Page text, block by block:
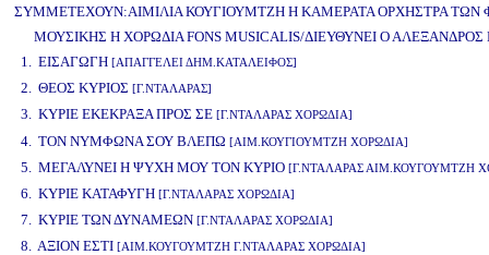
ΣΥΜΜΕΤΕΧΟΥΝ:ΑΙΜΙΛΙΑ ΚΟΥΓΙΟΥΜΤΖΗ Η ΚΑΜΕΡΑΤΑ ΟΡΧΗΣΤΡΑ ΤΩΝ
ΜΟΥΣΙΚΗΣ Η ΧΟΡΩΔΙΑ FONS MUSICALIS/ΔΙΕΥΘΥΝΕΙ Ο
1. ΕΙΣΑΓΩΓΗ [ΑΠΑΓΓΕΛΕΙ ΔΗΜ.ΚΑΤΑΛΕΙΦΟΣ]
2. ΘΕΟΣ ΚΥΡΙΟΣ [Γ.ΝΤΑΛΑΡΑΣ]
3. ΚΥΡΙΕ ΕΚΕΚΡΑΞΑ ΠΡΟΣ ΣΕ [Γ.ΝΤΑΛΑΡΑΣ ΧΟΡΩΔΙΑ]
4. ΤΟΝ ΝΥΜΦΩΝΑ ΣΟΥ ΒΛΕΠΩ [ΑΙΜ.ΚΟΥΓΙΟΥΜΤΖΗ ΧΟΡΩΔΙΑ]
5. ΜΕΓΑΛΥΝΕΙ Η ΨΥΧΗ ΜΟΥ ΤΟΝ ΚΥΡΙΟ [Γ.ΝΤΑΛΑΡΑΣ ΑΙΜ.ΚΟΥΓΟΥΜΤΖΗ
6. ΚΥΡΙΕ ΚΑΤΑΦΥΓΗ [Γ.ΝΤΑΛΑΡΑΣ ΧΟΡΩΔΙΑ]
7. ΚΥΡΙΕ ΤΩΝ ΔΥΝΑΜΕΩΝ [Γ.ΝΤΑΛΑΡΑΣ ΧΟΡΩΔΙΑ]
8. ΑΞΙΟΝ ΕΣΤΙ [ΑΙΜ.ΚΟΥΓΟΥΜΤΖΗ Γ.ΝΤΑΛΑΡΑΣ ΧΟΡΩΔΙΑ]